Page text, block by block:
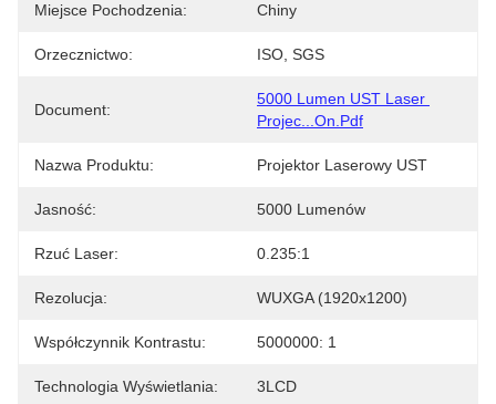
Miejsce Pochodzenia: Chiny
Orzecznictwo: ISO, SGS
Document:
5000 Lumen UST Laser
Projec...on.pdf
Nazwa Produktu: Projektor Laserowy UST
Jasność: 5000 Lumenów
Rzuć Laser: 0.235:1
Rezolucja: WUXGA (1920x1200)
Współczynnik Kontrastu: 5000000: 1
Technologia Wyświetlania: 3LCD